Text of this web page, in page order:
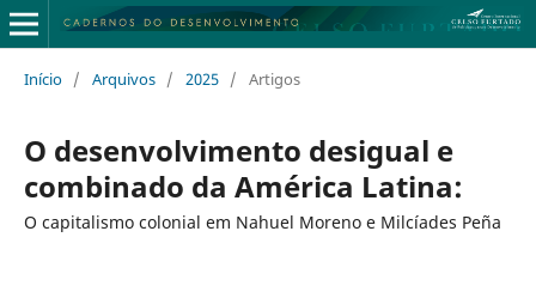
Início / Arquivos / 2025 / Artigos
O desenvolvimento desigual e
combinado da América Latina:
O capitalismo colonial em Nahuel Moreno e Milcíades Peña